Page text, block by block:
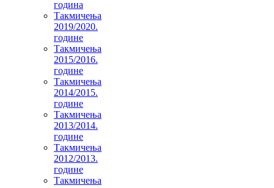
година
Такмичења
2019/2020.
године
Такмичења
2015/2016.
године
Такмичења
2014/2015.
године
Такмичења
2013/2014.
године
Такмичења
2012/2013.
године
Такмичења